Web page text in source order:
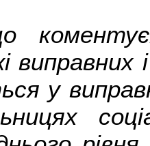
виправних
у